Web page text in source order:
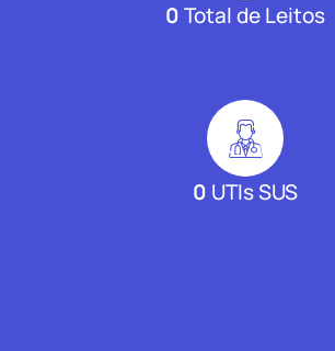
0Total de Leitos
0 UTIs SUS